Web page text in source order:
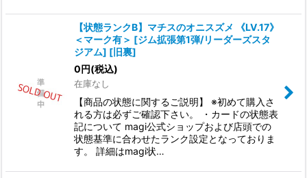
【状態ランクB】マチスのオニスズメ 《LV.17》
＜マーク有＞ [ジム拡張第1弾/リーダーズスタ
ジアム] [旧裏]
0円(税込)
在庫なし
【商品の状態に関するご説明】 ※初めて購入さ
れる方は必ずご確認下さい。 ・カードの状態表
記について magi公式ショップおよび店頭での
状態基準に合わせたランク設定となっておりま
す。 詳細はmagi状…